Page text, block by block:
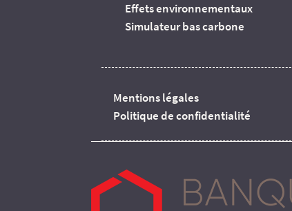
Effets environnementaux
Simulateur bas carbone
Mentions légales
Politique de confidentialité